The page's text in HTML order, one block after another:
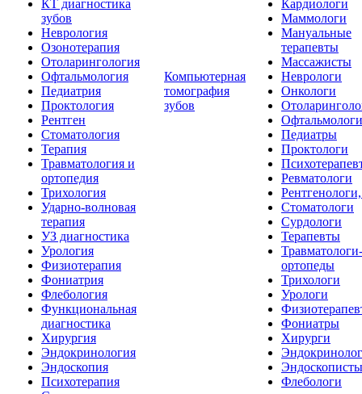
КТ диагностика
зубов
Неврология
Озонотерапия
Отоларингология
Офтальмология
Педиатрия
Проктология
Рентген
Стоматология
Терапия
Травматология и
ортопедия
Трихология
Ударно-волновая
терапия
УЗ диагностика
Урология
Физиотерапия
Фониатрия
Флебология
Функциональная
диагностика
Хирургия
Эндокринология
Эндоскопия
Психотерапия
Компьютерная
томография
зубов
Кардиологи
Маммологи
Мануальные
терапевты
Массажисты
Неврологи
Онкологи
Офтальмологи
Педиатры
Проктологи
Ревматологи
Стоматологи
Сурдологи
Терапевты
Травматологи-
ортопеды
Трихологи
Урологи
Фониатры
Хирурги
Эндоскописты
Флебологи